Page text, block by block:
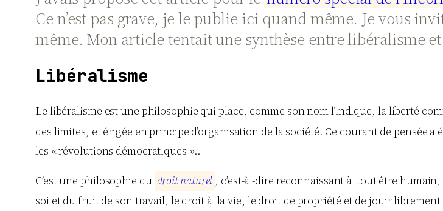
Ce n’est pas grave, je le publie ici quand même. Je vous
même. Mon article tentait une synthèse entre libéralisme
Libéralisme
Le libéralisme est une philosophie qui place, comme son nom l’indique, la liberté
des limites, et érigée en principe d’organisation de la société. Ce courant de pensée a
les « révolutions démocratiques »..
C’est une philosophie du droitnaturel , c’est-à -dire reconnaissant à tout être
soi et du fruit de son travail, le droit à la vie, le droit de propriété et de jouir librement